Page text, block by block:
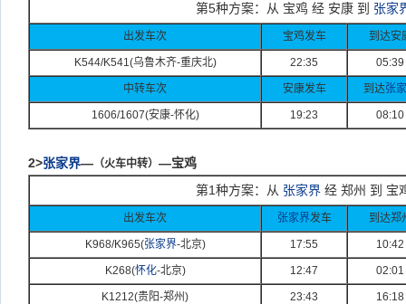
第5种方案：从 宝鸡 经 安康 到 张家
出发车次 宝鸡发车 到达安
K544/K541(乌鲁木齐-重庆北) 22:35 05:39
中转车次 安康发车 到达张
1606/1607(安康-怀化) 19:23 08:10
2>张家界— （火车中转） —宝鸡
第1种方案：从 张家界 经 郑州 到 宝
出发车次 张家界发车 到达郑
K968/K965(张家界-北京) 17:55 10:42
K268(怀化-北京) 12:47 02:01
K1212(贵阳-郑州) 23:43 16:18